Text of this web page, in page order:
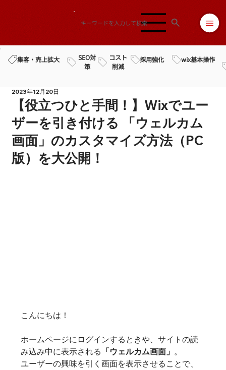
集客・売上拡大
SEO対
策
コスト
削減
採用強化 wix基本操作
【役立つひと手間！】Wixでユー
ザーを引き付ける 「ウェルカム
画面」のカスタマイズ方法（PC
版）を大公開！
2023年12月20日
こんにちは！
ホームページにログインするときや、サイトの読
み込み中に表示される 「ウェルカム画面」 。
ユーザーの興味を引く画面を表示させることで、